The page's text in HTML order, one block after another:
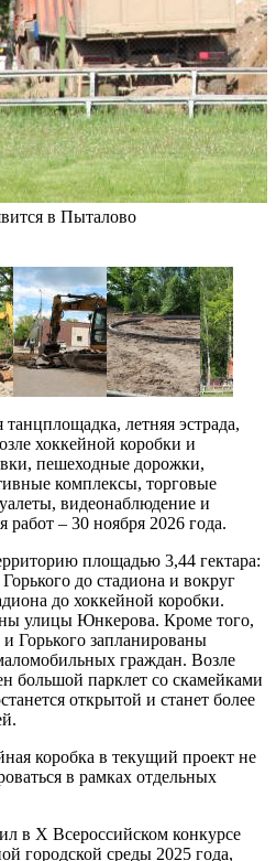
в Пыталово
жизнь»
летняя эстрада,
хоккейной коробки и
пешеходные дорожки,
комплексы, торговые
видеонаблюдение и
работ – 30 ноября 2026 года.
площадью 3,44 гектара:
до стадиона и вокруг
до хоккейной коробки.
улицы Юнкерова. Кроме того,
Горького запланированы
граждан. Возле
большой парклет со скамейками
открытой и станет более
коробка в текущий проект не
в рамках отдельных
в X Всероссийском конкурсе
городской среды 2025 года,